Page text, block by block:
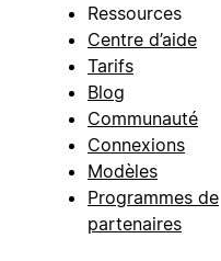
Ressources
Centre d’aide
Tarifs
Blog
Communauté
Connexions
Modèles
Programmes de
partenaires